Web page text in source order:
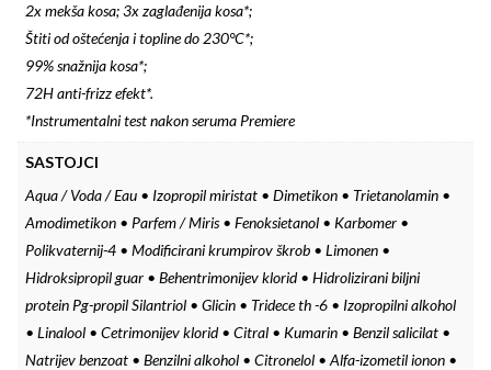
2x mekša kosa; 3x zaglađenija kosa*;​
Štiti od oštećenja i topline do 230°C*;​
99% snažnija kosa*;​
72H anti-frizz efekt*.
*Instrumentalni test nakon seruma Premiere​
SASTOJCI
Aqua / Voda / Eau • Izopropil miristat • Dimetikon • Trietanolamin •
Amodimetikon • Parfem / Miris • Fenoksietanol • Karbomer •
Polikvaternij-4 • Modificirani krumpirov škrob • Limonen •
Hidroksipropil guar • Behentrimonijev klorid • Hidrolizirani biljni
protein Pg-propil Silantriol • Glicin • Tridece th -6 • Izopropilni alkohol
• Linalool • Cetrimonijev klorid • Citral • Kumarin • Benzil salicilat •
Natrijev benzoat • Benzilni alkohol • Citronelol • Alfa-izometil ionon •